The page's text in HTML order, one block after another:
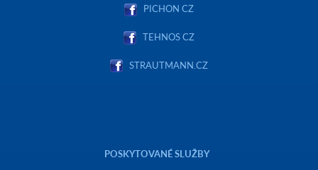
PICHON CZ
TEHNOS CZ
STRAUTMANN.CZ
POSKYTOVANÉ SLUŽBY